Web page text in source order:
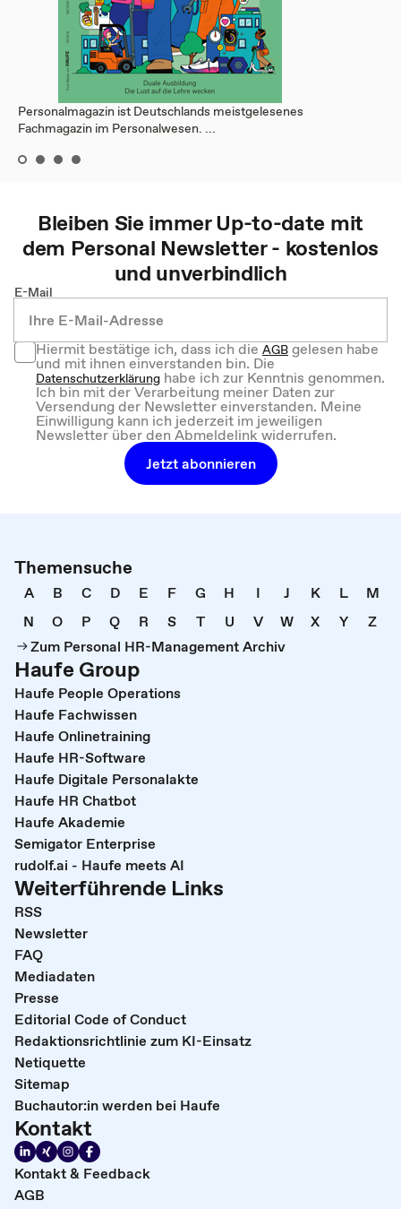
Personalmagazin ist Deutschlands meistgelesenes
Fachmagazin im Personalwesen. ...
Bleiben Sie immer Up-to-date mit
dem Personal Newsletter - kostenlos
und unverbindlich
E-Mail
Hiermit bestätige ich, dass ich dieAGBgelesen habe
und mit ihnen einverstanden bin. Die
Datenschutzerklärung habe ich zur Kenntnis genommen.
Ich bin mit der Verarbeitung meiner Daten zur
Versendung der Newsletter einverstanden. Meine
Einwilligung kann ich jederzeit im jeweiligen
Newsletter über den Abmeldelink widerrufen.
Jetzt abonnieren
Themensuche
A B C D E F G H I J K L
M
N
O P Q R S T U V W X Y
Z
Zum Personal HR-Management Archiv
Haufe Group
Haufe People Operations
Haufe Fachwissen
Haufe Onlinetraining
Haufe HR-Software
Haufe Digitale Personalakte
Haufe HR Chatbot
Haufe Akademie
Semigator Enterprise
rudolf.ai - Haufe meets AI
Weiterführende Links
RSS
Newsletter
FAQ
Mediadaten
Presse
Editorial Code of Conduct
Redaktionsrichtlinie zum KI-Einsatz
Netiquette
Sitemap
Buchautor:in werden bei Haufe
Kontakt
Kontakt & Feedback
AGB